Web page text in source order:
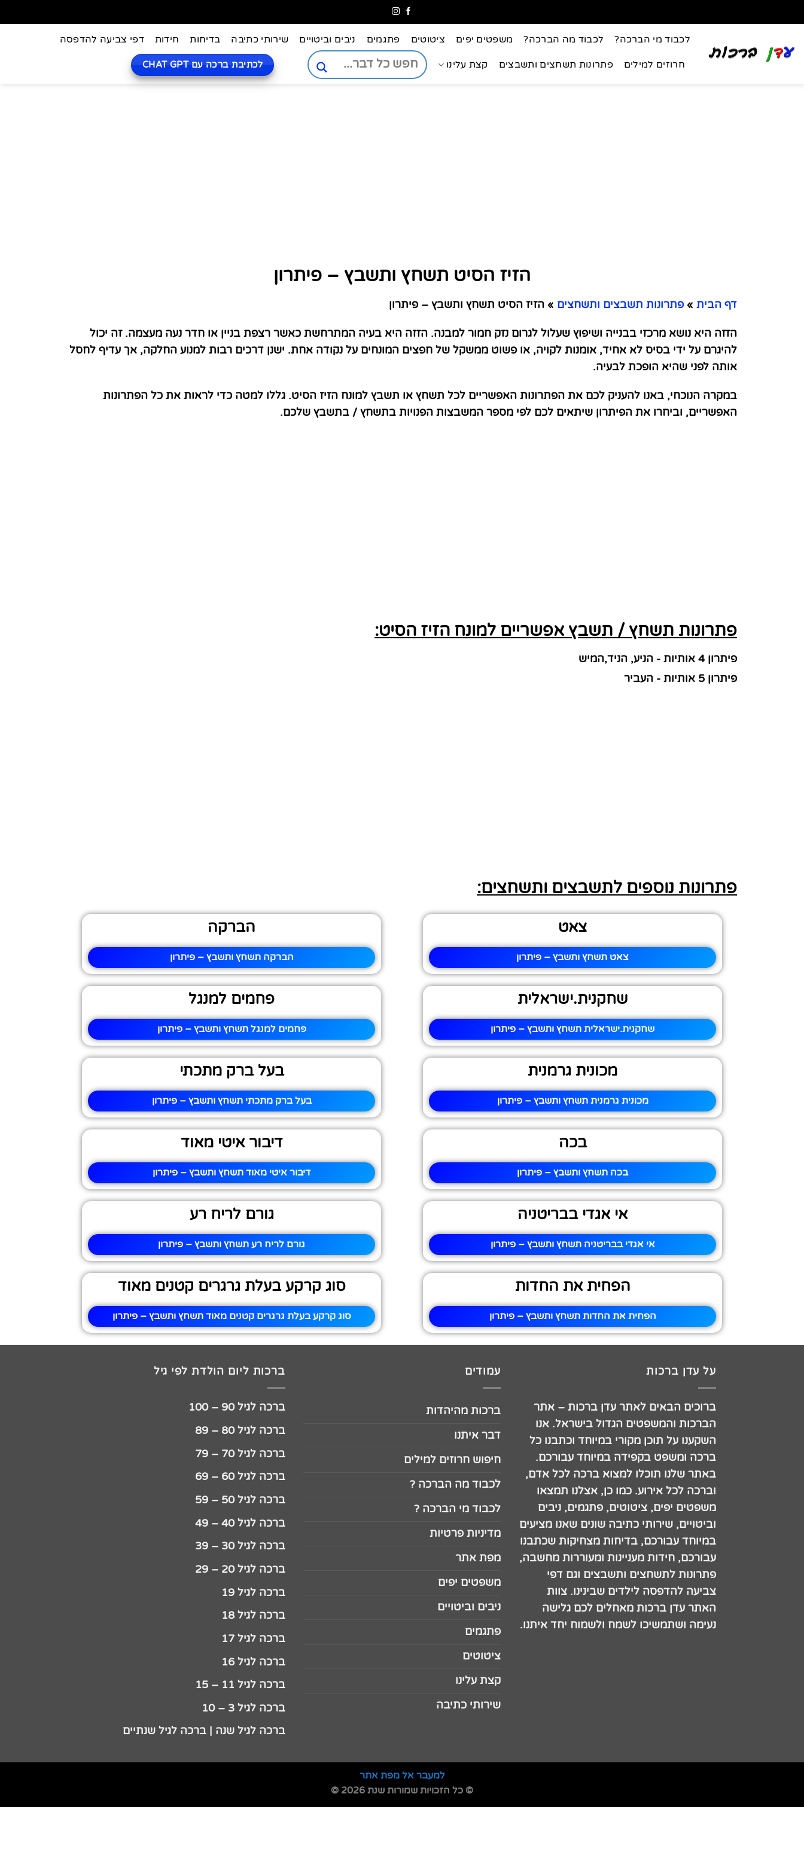
לכבוד מי הברכה? לכבוד מה הברכה? משפטים יפים ציטוטים פתגמים ניבים וביטויים שירותי כתיבה בדיחות חידות דפי צביעה להדפסה
חרוזים למילים פתרונות תשחצים ותשבצים קצת עלינו לכתיבת ברכה עם CHAT GPT
הזיז הסיט תשחץ ותשבץ – פיתרון
דף הבית » פתרונות תשבצים ותשחצים » הזיז הסיט תשחץ ותשבץ – פיתרון
הזזה היא נושא מרכזי בבנייה ושיפוץ שעלול לגרום נזק חמור למבנה. הזזה היא בעיה המתרחשת כאשר רצפת בניין או חדר נעה מעצמה. זה יכול
להיגרם על ידי בסיס לא אחיד, אומנות לקויה, או פשוט ממשקל של חפצים המונחים על נקודה אחת. ישנן דרכים רבות למנוע החלקה, אך עדיף לחסל
אותה לפני שהיא הופכת לבעיה.
במקרה הנוכחי, באנו להעניק לכם את הפתרונות האפשריים לכל תשחץ או תשבץ למונח הזיז הסיט. גללו למטה כדי לראות את כל הפתרונות
האפשריים, וביחרו את הפיתרון שיתאים לכם לפי מספר המשבצות הפנויות בתשחץ / בתשבץ שלכם.
פתרונות תשחץ / תשבץ אפשריים למונח הזיז הסיט:
פיתרון 4 אותיות - הניע, הניד,המיש
פיתרון 5 אותיות - העביר
פתרונות נוספים לתשבצים ותשחצים:
צאט
צאט תשחץ ותשבץ – פיתרון
הברקה
הברקה תשחץ ותשבץ – פיתרון
שחקנית.ישראלית
שחקנית.ישראלית תשחץ ותשבץ – פיתרון
פחמים למנגל
פחמים למנגל תשחץ ותשבץ – פיתרון
מכונית גרמנית
מכונית גרמנית תשחץ ותשבץ – פיתרון
בעל ברק מתכתי
בעל ברק מתכתי תשחץ ותשבץ – פיתרון
בכה
בכה תשחץ ותשבץ – פיתרון
דיבור איטי מאוד
דיבור איטי מאוד תשחץ ותשבץ – פיתרון
אי אגדי בבריטניה
אי אגדי בבריטניה תשחץ ותשבץ – פיתרון
גורם לריח רע
גורם לריח רע תשחץ ותשבץ – פיתרון
הפחית את החדות
הפחית את החדות תשחץ ותשבץ – פיתרון
סוג קרקע בעלת גרגרים קטנים מאוד
סוג קרקע בעלת גרגרים קטנים מאוד תשחץ ותשבץ – פיתרון
על עדן ברכות
ברוכים הבאים לאתר עדן ברכות – אתר
הברכות והמשפטים הגדול בישראל. אנו
השקענו על תוכן מקורי במיוחד וכתבנו כל
ברכה ומשפט בקפידה במיוחד עבורכם.
באתר שלנו תוכלו למצוא ברכה לכל אדם,
וברכה לכל אירוע. כמו כן, אצלנו תמצאו
משפטים יפים, ציטוטים, פתגמים, ניבים
וביטויים, שירותי כתיבה שונים שאנו מציעים
במיוחד עבורכם, בדיחות מצחיקות שכתבנו
עבורכם, חידות מעניינות ומעוררות מחשבה,
פתרונות לתשחצים ותשבצים וגם דפי
צביעה להדפסה לילדים שבינינו. צוות
האתר עדן ברכות מאחלים לכם גלישה
נעימה ושתמשיכו לשמח ולשמוח יחד איתנו.
עמודים
ברכות מהיהדות
דבר איתנו
חיפוש חרוזים למילים
לכבוד מה הברכה ?
לכבוד מי הברכה ?
מדיניות פרטיות
מפת אתר
משפטים יפים
ניבים וביטויים
פתגמים
ציטוטים
קצת עלינו
שירותי כתיבה
ברכות ליום הולדת לפי גיל
ברכה לגיל 90 – 100
ברכה לגיל 80 – 89
ברכה לגיל 70 – 79
ברכה לגיל 60 – 69
ברכה לגיל 50 – 59
ברכה לגיל 40 – 49
ברכה לגיל 30 – 39
ברכה לגיל 20 – 29
ברכה לגיל 19
ברכה לגיל 18
ברכה לגיל 17
ברכה לגיל 16
ברכה לגיל 11 – 15
ברכה לגיל 3 – 10
ברכה לגיל שנה | ברכה לגיל שנתיים
למעבר אל מפת אתר
© כל הזכויות שמורות שנת 2026 ©